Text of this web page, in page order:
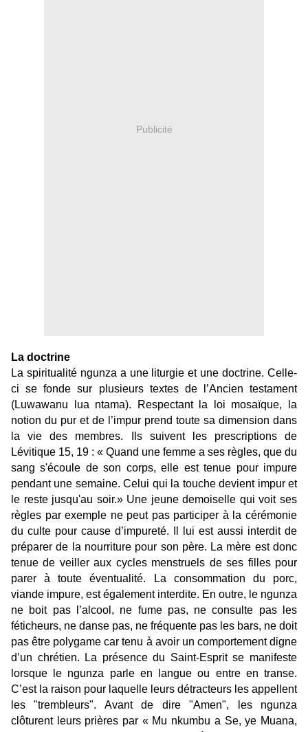
Publicité
La doctrine
La spiritualité ngunza a une liturgie et une doctrine. Celle-
ci se fonde sur plusieurs textes de l’Ancien testament
(Luwawanu lua ntama). Respectant la loi mosaïque, la
notion du pur et de l’impur prend toute sa dimension dans
la vie des membres. Ils suivent les prescriptions de
Lévitique 15, 19 : « Quand une femme a ses règles, que du
sang s'écoule de son corps, elle est tenue pour impure
pendant une semaine. Celui qui la touche devient impur et
le reste jusqu'au soir.» Une jeune demoiselle qui voit ses
règles par exemple ne peut pas participer à la cérémonie
du culte pour cause d’impureté. Il lui est aussi interdit de
préparer de la nourriture pour son père. La mère est donc
tenue de veiller aux cycles menstruels de ses filles pour
parer à toute éventualité. La consommation du porc,
viande impure, est également interdite. En outre, le ngunza
ne boit pas l’alcool, ne fume pas, ne consulte pas les
féticheurs, ne danse pas, ne fréquente pas les bars, ne doit
pas être polygame car tenu à avoir un comportement digne
d’un chrétien. La présence du Saint-Esprit se manifeste
lorsque le ngunza parle en langue ou entre en transe.
C’est la raison pour laquelle leurs détracteurs les appellent
les "trembleurs". Avant de dire "Amen", les ngunza
clôturent leurs prières par « Mu nkumbu a Se, ye Muana,